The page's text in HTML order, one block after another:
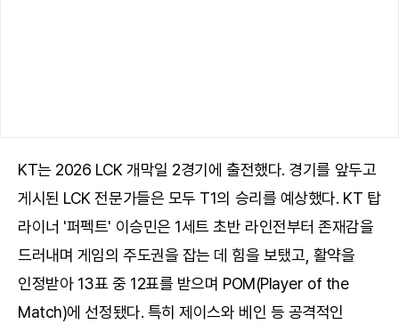
KT는 2026 LCK 개막일 2경기에 출전했다. 경기를 앞두고
게시된 LCK 전문가들은 모두 T1의 승리를 예상했다. KT 탑
라이너 '퍼펙트' 이승민은 1세트 초반 라인전부터 존재감을
드러내며 게임의 주도권을 잡는 데 힘을 보탰고, 활약을
인정받아 13표 중 12표를 받으며 POM(Player of the
Match)에 선정됐다. 특히 제이스와 베인 등 공격적인